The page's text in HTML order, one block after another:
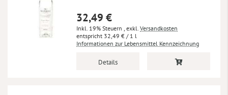
32,49 €
Inkl. 19% Steuern , exkl. Versandkosten
32,49 € / 1 l
Informationen zur Lebensmittel Kennzeichnung
Details